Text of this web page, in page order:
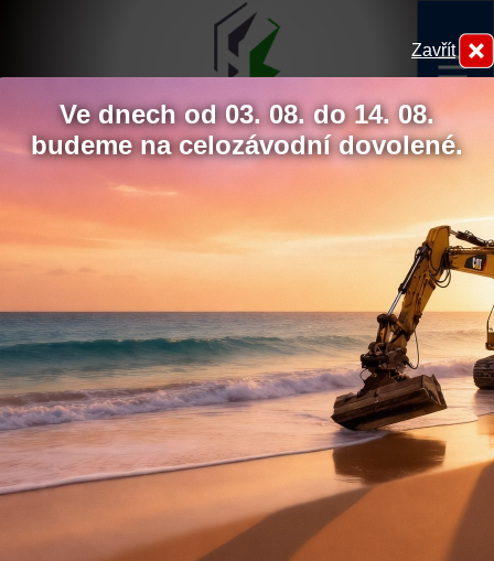
Hydrokov
Průběh prací na rybníce Domin
Zavřít
Ve dnech od 03. 08. do 14. 08.
budeme na celozávodní dovolené.
Chcete udělit souhlas s
využíváním sledovacích
Další informace